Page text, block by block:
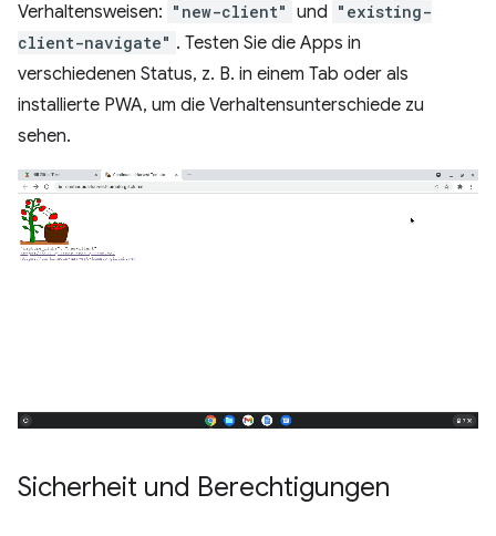
Verhaltensweisen: "new-client" und "existing-
client-navigate" . Testen Sie die Apps in
verschiedenen Status, z. B. in einem Tab oder als
installierte PWA, um die Verhaltensunterschiede zu
sehen.
Sicherheit und Berechtigungen